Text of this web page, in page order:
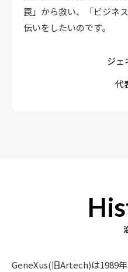
罠」から救い、「ビジネ
伝いをしたいのです。
ジェ
代
GeneXus(旧Artech)は1989